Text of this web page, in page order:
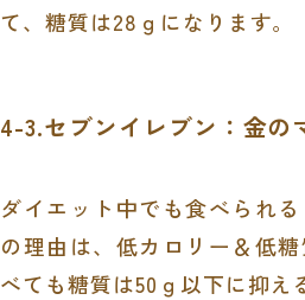
て、糖質は28 ｇになります。
4-3.セブンイレブン：金の
ダイエット中でも食べられ
の理由は、低カロリー＆低
べても糖質は50 ｇ以下に抑え